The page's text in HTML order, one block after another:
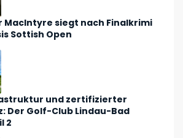
MacIntyre siegt nach Finalkrimi
Sottish Open
und zertifizierter
Der Golf-Club Lindau-Bad
2